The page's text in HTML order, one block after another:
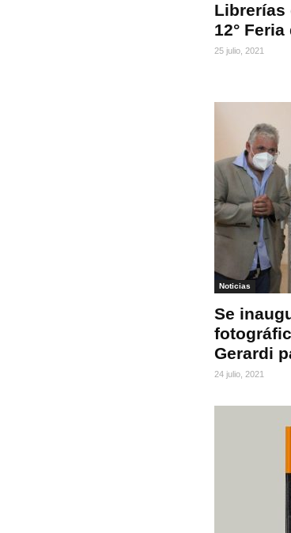
Librerías
12°
25 julio, 2021
Noticias
Se
Gerardi
24 julio, 2021